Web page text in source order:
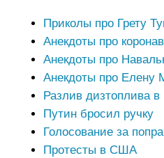
Приколы про Грету
Анекдоты про
Анекдоты про
Анекдоты про Елену
Разлив дизтоплива
Путин бросил ручку
Голосование за
Протесты в США